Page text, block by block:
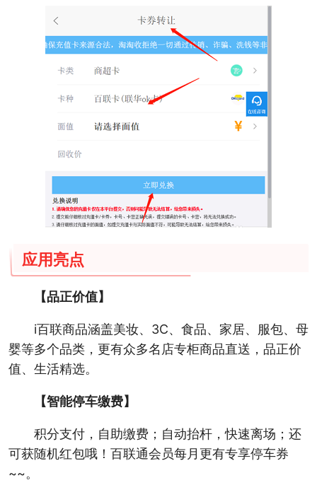
应用亮点
【品正价值】
i百联商品涵盖美妆、3C、食品、家居、服包、母
婴等多个品类，更有众多名店专柜商品直送，品正价
值、生活精选。
【智能停车缴费】
积分支付，自助缴费；自动抬杆，快速离场；还
可获随机红包哦！百联通会员每月更有专享停车券
~~。